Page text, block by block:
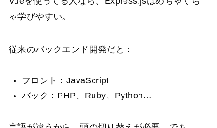
ゃ学びやすい。
従来のバックエンド開発だと：
フロント：JavaScript
バック：PHP、Ruby、Python…